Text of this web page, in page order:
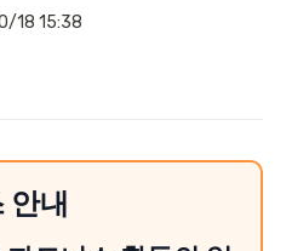
18 15:38
내